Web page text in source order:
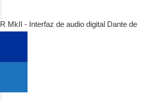
MkII - Interfaz de audio digital Dante de